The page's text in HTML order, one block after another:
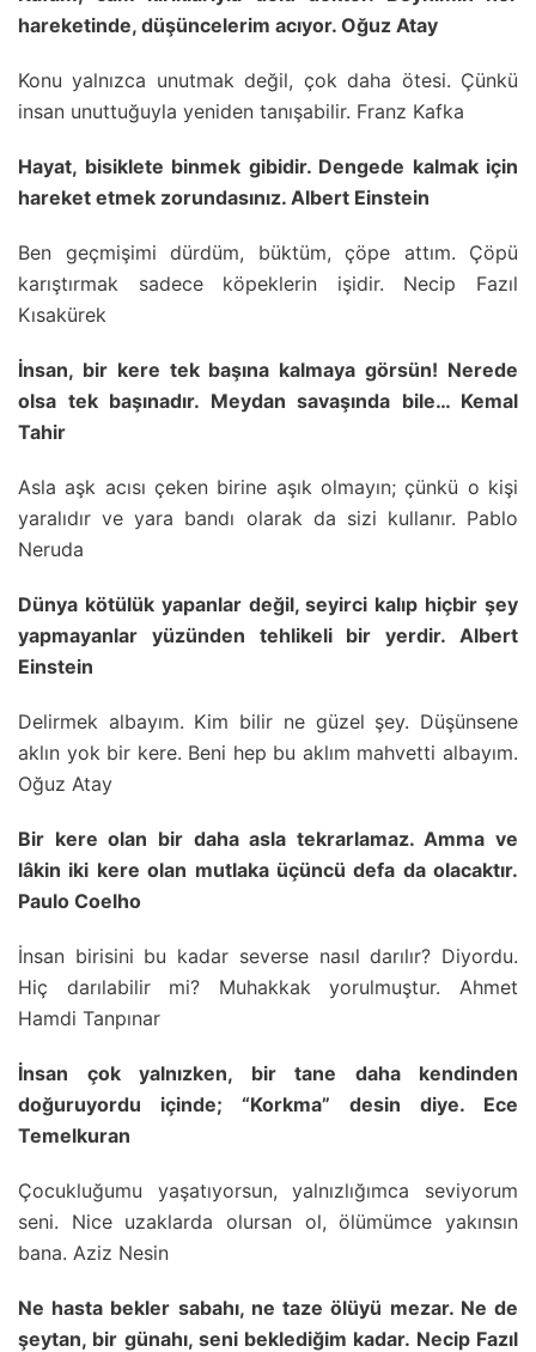
hareketinde, düşüncelerim acıyor. Oğuz Atay
Konu yalnızca unutmak değil, çok daha ötesi. Çünkü
insan unuttuğuyla yeniden tanışabilir. Franz Kafka
Hayat, bisiklete binmek gibidir. Dengede kalmak için
hareket etmek zorundasınız. Albert Einstein
Ben geçmişimi dürdüm, büktüm, çöpe attım. Çöpü
karıştırmak sadece köpeklerin işidir. Necip Fazıl
Kısakürek
İnsan, bir kere tek başına kalmaya görsün! Nerede
olsa tek başınadır. Meydan savaşında bile… Kemal
Tahir
Asla aşk acısı çeken birine aşık olmayın; çünkü o kişi
yaralıdır ve yara bandı olarak da sizi kullanır. Pablo
Neruda
Dünya kötülük yapanlar değil, seyirci kalıp hiçbir şey
yapmayanlar yüzünden tehlikeli bir yerdir. Albert
Einstein
Delirmek albayım. Kim bilir ne güzel şey. Düşünsene
aklın yok bir kere. Beni hep bu aklım mahvetti albayım.
Oğuz Atay
Bir kere olan bir daha asla tekrarlamaz. Amma ve
lâkin iki kere olan mutlaka üçüncü defa da olacaktır.
Paulo Coelho
İnsan birisini bu kadar severse nasıl darılır? Diyordu.
Hiç darılabilir mi? Muhakkak yorulmuştur. Ahmet
Hamdi Tanpınar
İnsan çok yalnızken, bir tane daha kendinden
doğuruyordu içinde; “Korkma” desin diye. Ece
Temelkuran
Çocukluğumu yaşatıyorsun, yalnızlığımca seviyorum
seni. Nice uzaklarda olursan ol, ölümümce yakınsın
bana. Aziz Nesin
Ne hasta bekler sabahı, ne taze ölüyü mezar. Ne de
şeytan, bir günahı, seni beklediğim kadar. Necip Fazıl